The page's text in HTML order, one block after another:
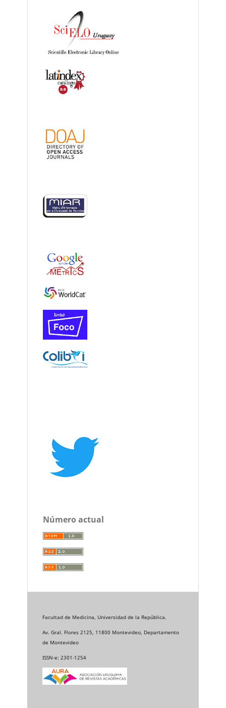
Número actual
Facultad de Medicina, Universidad de la República.
Av. Gral. Flores 2125, 11800 Montevideo, Departamento
de Montevideo
ISSN-e: 2301-1254